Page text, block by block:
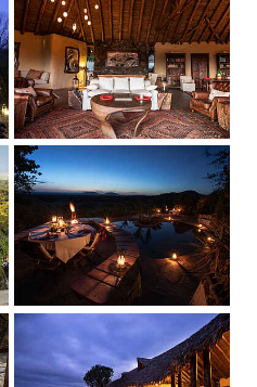
Show larger version
Show larger version